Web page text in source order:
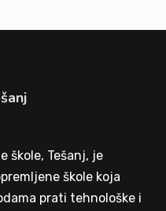
škole, Tešanj, je
škole koja
prati tehnološke i